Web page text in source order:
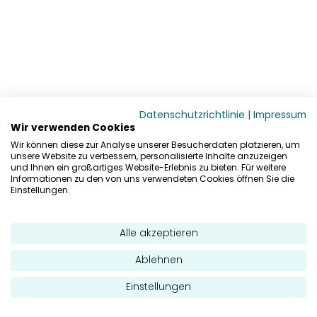
Datenschutzrichtlinie | Impressum
Wir verwenden Cookies
Wir können diese zur Analyse unserer Besucherdaten platzieren, um
unsere Website zu verbessern, personalisierte Inhalte anzuzeigen
und Ihnen ein großartiges Website-Erlebnis zu bieten. Für weitere
Informationen zu den von uns verwendeten Cookies öffnen Sie die
Einstellungen.
Alle akzeptieren
Ablehnen
Einstellungen